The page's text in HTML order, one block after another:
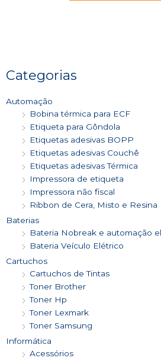
Categorias
Automação
Bobina térmica para ECF
Etiqueta para Gôndola
Etiquetas adesivas BOPP
Etiquetas adesivas Couchê
Etiquetas adesivas Térmica
Impressora de etiqueta
Impressora não fiscal
Ribbon de Cera, Misto e Resina
Baterias
Bateria Nobreak e automação
Bateria Veículo Elétrico
Cartuchos
Cartuchos de Tintas
Toner Brother
Toner Hp
Toner Lexmark
Toner Samsung
Informática
Acessórios